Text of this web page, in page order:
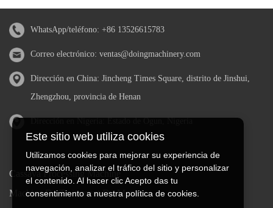
WhatsApp/teléfono: +86 13526615783
Correo electrónico: ventas@doingmachinery.com
Dirección en China: Jincheng Times Square, distrito de Jinshui,
Zhengzhou, provincia de Henan
Cassava Processing Machine
Machine De Traitement Du Manioc
Este sitio web utiliza cookies
Utilizamos cookies para mejorar su experiencia de
navegación, analizar el tráfico del sitio y personalizar
el contenido. Al hacer clic Acepto das tu
consentimiento a nuestra política de cookies.